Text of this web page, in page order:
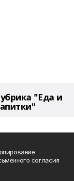
"Еда и
согласия